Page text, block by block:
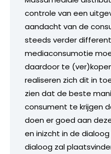
controle van een
aandacht van de
steeds verder
mediaconsumotie
daardoor te
realiseren zich dit in
zien dat de beste
consument te krijgen
doen er goed aan
en inizcht in de
dialoog zal